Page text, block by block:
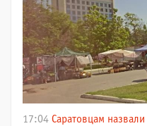
17:04 Саратовцам